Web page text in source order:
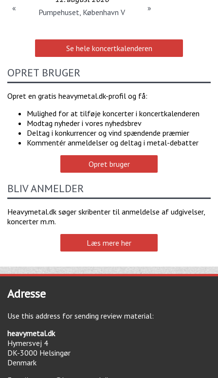
Pumpehuset, København V
« »
Se hele koncertkalenderen
OPRET BRUGER
Opret en gratis heavymetal.dk-profil og få:
Mulighed for at tilføje koncerter i koncertkalenderen
Modtag nyheder i vores nyhedsbrev
Deltag i konkurrencer og vind spændende præmier
Kommentér anmeldelser og deltag i metal-debatter
Opret bruger
BLIV ANMELDER
Heavymetal.dk søger skribenter til anmeldelse af udgivelser,
koncerter m.m.
Læs mere her
Adresse
Use this address for sending review material:
heavymetal.dk
Hymersvej 4
DK-3000 Helsingør
Denmark